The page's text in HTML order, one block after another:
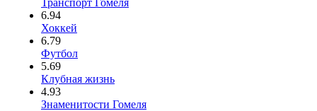
Транспорт Гомеля
6.94
Хоккей
6.79
Футбол
5.69
Клубная жизнь
4.93
Знаменитости Гомеля